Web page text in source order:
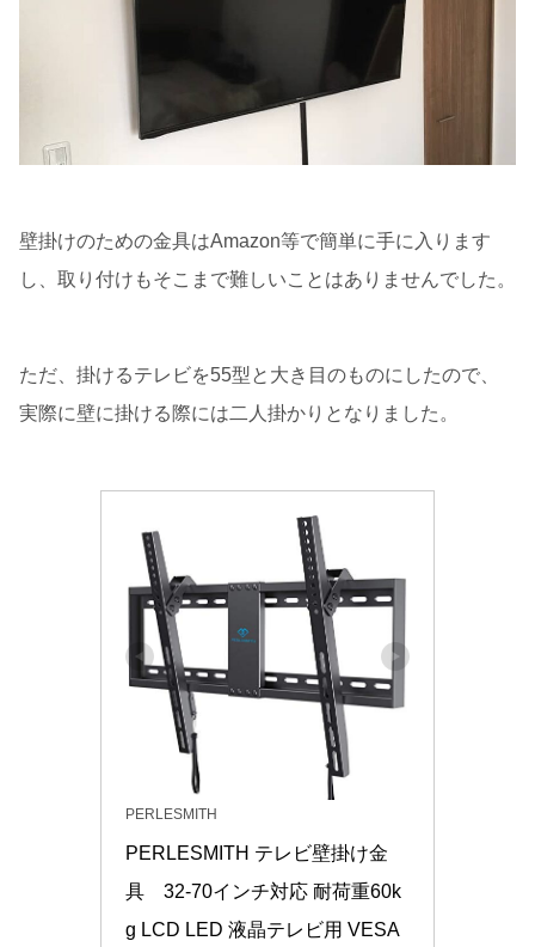
壁掛けのための金具はAmazon等で簡単に手に入ります
し、取り付けもそこまで難しいことはありませんでした。
ただ、掛けるテレビを55型と大き目のものにしたので、
実際に壁に掛ける際には二人掛かりとなりました。
PERLESMITH
PERLESMITH テレビ壁掛け金
具　32-70インチ対応 耐荷重60k
g LCD LED 液晶テレビ用 VESA